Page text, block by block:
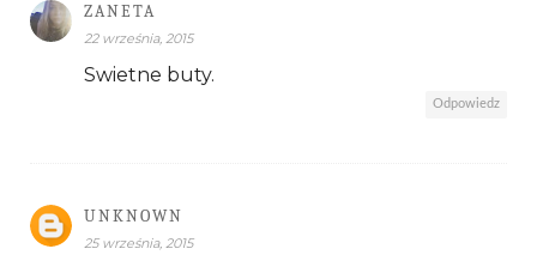
ZANETA
22 września, 2015
Swietne buty.
Odpowiedz
UNKNOWN
25 września, 2015